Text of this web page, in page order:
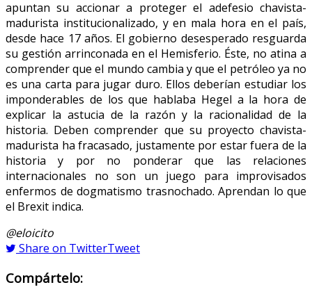
apuntan su accionar a proteger el adefesio chavista-
madurista institucionalizado, y en mala hora en el país,
desde hace 17 años. El gobierno desesperado resguarda
su gestión arrinconada en el Hemisferio. Éste, no atina a
comprender que el mundo cambia y que el petróleo ya no
es una carta para jugar duro. Ellos deberían estudiar los
imponderables de los que hablaba Hegel a la hora de
explicar la astucia de la razón y la racionalidad de la
historia. Deben comprender que su proyecto chavista-
madurista ha fracasado, justamente por estar fuera de la
historia y por no ponderar que las relaciones
internacionales no son un juego para improvisados
enfermos de dogmatismo trasnochado. Aprendan lo que
el Brexit indica.
@eloicito
Share on TwitterTweet
Compártelo: